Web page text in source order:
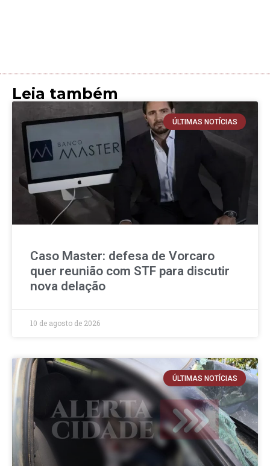
Leia também
ÚLTIMAS NOTÍCIAS
Caso Master: defesa de Vorcaro
quer reunião com STF para discutir
nova delação
10 de agosto de 2026
ÚLTIMAS NOTÍCIAS